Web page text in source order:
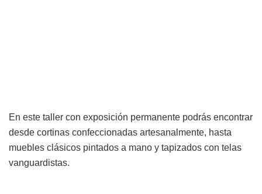
En este taller con exposición permanente podrás encontrar
desde cortinas confeccionadas artesanalmente, hasta
muebles clásicos pintados a mano y tapizados con telas
vanguardistas.